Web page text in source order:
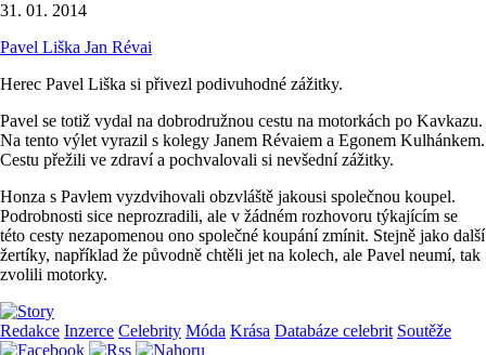
31. 01. 2014
Pavel Liška Jan Révai
Herec Pavel Liška si přivezl podivuhodné zážitky.
Pavel se totiž vydal na dobrodružnou cestu na motorkách po Kavkazu.
Na tento výlet vyrazil s kolegy Janem Révaiem a Egonem Kulhánkem.
Cestu přežili ve zdraví a pochvalovali si nevšední zážitky.
Honza s Pavlem vyzdvihovali obzvláště jakousi společnou koupel.
Podrobnosti sice neprozradili, ale v žádném rozhovoru týkajícím se
této cesty nezapomenou ono společné koupání zmínit. Stejně jako další
žertíky, například že původně chtěli jet na kolech, ale Pavel neumí, tak
zvolili motorky.
Redakce Inzerce Celebrity Móda Krása Databáze celebrit Soutěže